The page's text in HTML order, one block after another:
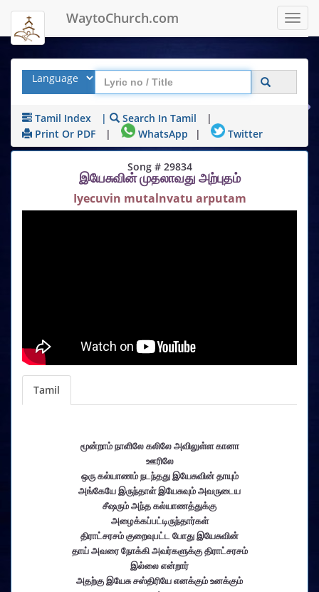
WaytoChurch.com
Tamil Index | Search In Tamil
|
Print Or PDF
| WhatsApp | Twitter
Song # 29834
இயேசுவின் முதலாவது அற்புதம்
Iyecuvin mutalnvatu arputam
Tamil
மூன்றாம் நாளிலே கலிலே அவிலுள்ள கானா
ஊரிலே
ஒரு கல்யாணம் நடந்தது இயேசுவின் தாயும்
அங்கேயே இருந்தாள் இயேசுவும் அவருடைய
சீஷரும் அந்த கல்யாணத்துக்கு
அழைக்கப்பட்டிருந்தார்கள்
திராட்சரசம் குறைவுபட்ட போது இயேசுவின்
தாய் அவரை நோக்கி அவர்களுக்கு திராட்சரசம்
இல்லை என்றார்
அதற்கு இயேசு சஸ்திரியே எனக்கும் உனக்கும்